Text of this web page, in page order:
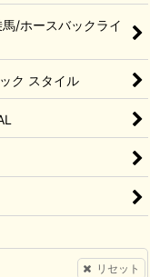
/ホースバックライ
ク スタイル
リセット